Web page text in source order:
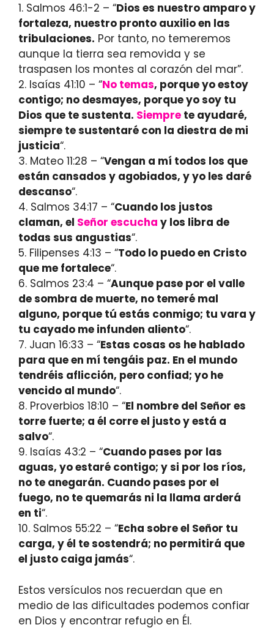
1. Salmos 46:1-2 – “Dios es nuestro amparo y
fortaleza, nuestro pronto auxilio en las
tribulaciones. Por tanto, no temeremos
aunque la tierra sea removida y se
traspasen los montes al corazón del mar”.
2. Isaías 41:10 – “No temas, porque yo estoy
contigo; no desmayes, porque yo soy tu
Dios que te sustenta. Siempre te ayudaré,
siempre te sustentaré con la diestra de mi
justicia“.
3. Mateo 11:28 – “Vengan a mí todos los que
están cansados y agobiados, y yo les daré
descanso“.
4. Salmos 34:17 – “Cuando los justos
claman, el Señor escucha y los libra de
todas sus angustias“.
5. Filipenses 4:13 – “Todo lo puedo en Cristo
que me fortalece“.
6. Salmos 23:4 – “Aunque pase por el valle
de sombra de muerte, no temeré mal
alguno, porque tú estás conmigo; tu vara y
tu cayado me infunden aliento“.
7. Juan 16:33 – “Estas cosas os he hablado
para que en mí tengáis paz. En el mundo
tendréis aflicción, pero confiad; yo he
vencido al mundo“.
8. Proverbios 18:10 – “El nombre del Señor es
torre fuerte; a él corre el justo y está a
salvo“.
9. Isaías 43:2 – “Cuando pases por las
aguas, yo estaré contigo; y si por los ríos,
no te anegarán. Cuando pases por el
fuego, no te quemarás ni la llama arderá
en ti“.
10. Salmos 55:22 – “Echa sobre el Señor tu
carga, y él te sostendrá; no permitirá que
el justo caiga jamás“.
Estos versículos nos recuerdan que en
medio de las dificultades podemos confiar
en Dios y encontrar refugio en Él.